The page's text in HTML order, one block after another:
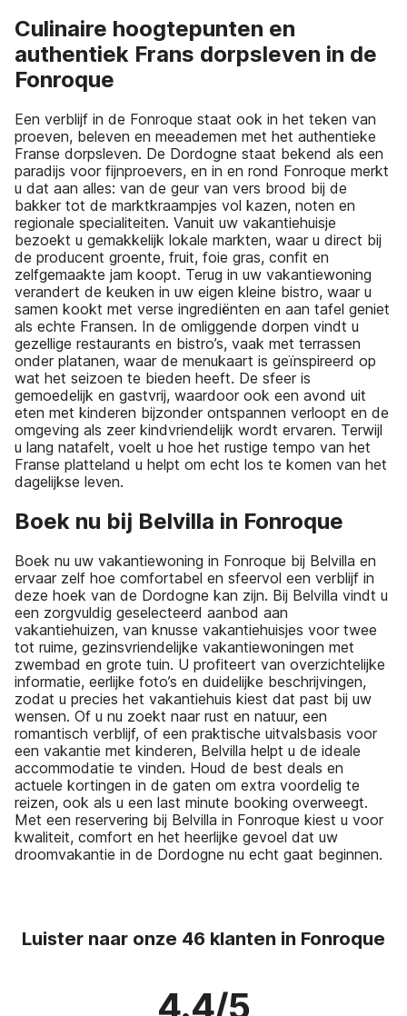
Culinaire hoogtepunten en
authentiek Frans dorpsleven in de
Fonroque
Een verblijf in de Fonroque staat ook in het teken van
proeven, beleven en meeademen met het authentieke
Franse dorpsleven. De Dordogne staat bekend als een
paradijs voor fijnproevers, en in en rond Fonroque merkt
u dat aan alles: van de geur van vers brood bij de
bakker tot de marktkraampjes vol kazen, noten en
regionale specialiteiten. Vanuit uw vakantiehuisje
bezoekt u gemakkelijk lokale markten, waar u direct bij
de producent groente, fruit, foie gras, confit en
zelfgemaakte jam koopt. Terug in uw vakantiewoning
verandert de keuken in uw eigen kleine bistro, waar u
samen kookt met verse ingrediënten en aan tafel geniet
als echte Fransen. In de omliggende dorpen vindt u
gezellige restaurants en bistro’s, vaak met terrassen
onder platanen, waar de menukaart is geïnspireerd op
wat het seizoen te bieden heeft. De sfeer is
gemoedelijk en gastvrij, waardoor ook een avond uit
eten met kinderen bijzonder ontspannen verloopt en de
omgeving als zeer kindvriendelijk wordt ervaren. Terwijl
u lang natafelt, voelt u hoe het rustige tempo van het
Franse platteland u helpt om echt los te komen van het
dagelijkse leven.
Boek nu bij Belvilla in Fonroque
Boek nu uw vakantiewoning in Fonroque bij Belvilla en
ervaar zelf hoe comfortabel en sfeervol een verblijf in
deze hoek van de Dordogne kan zijn. Bij Belvilla vindt u
een zorgvuldig geselecteerd aanbod aan
vakantiehuizen, van knusse vakantiehuisjes voor twee
tot ruime, gezinsvriendelijke vakantiewoningen met
zwembad en grote tuin. U profiteert van overzichtelijke
informatie, eerlijke foto’s en duidelijke beschrijvingen,
zodat u precies het vakantiehuis kiest dat past bij uw
wensen. Of u nu zoekt naar rust en natuur, een
romantisch verblijf, of een praktische uitvalsbasis voor
een vakantie met kinderen, Belvilla helpt u de ideale
accommodatie te vinden. Houd de best deals en
actuele kortingen in de gaten om extra voordelig te
reizen, ook als u een last minute booking overweegt.
Met een reservering bij Belvilla in Fonroque kiest u voor
kwaliteit, comfort en het heerlijke gevoel dat uw
droomvakantie in de Dordogne nu echt gaat beginnen.
Luister naar onze 46 klanten in Fonroque
4.4/5